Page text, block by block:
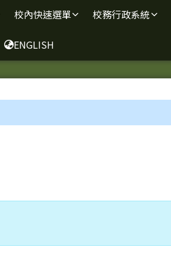
校內快速選單 校務行政系統
ENGLISH